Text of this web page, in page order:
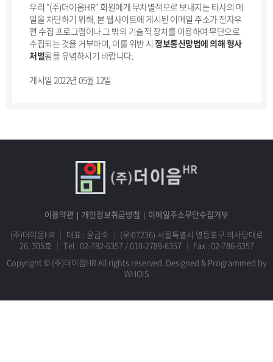
우리 "(주)더이음HR" 회원에게 무차별적으로 보내지는 타사의 메
일을 차단하기 위해, 본 웹사이트에 게시된 이메일 주소가 전자우
편 수집 프로그램이나 그 밖의 기술적 장치를 이용하여 무단으로
수집되는 것을 거부하며, 이를 위반 시 정보통신망법에 의해 형사
처벌됨을 유념하시기 바랍니다.
게시일 2022년 05월 12일
이용약관 개인정보취급방침
이메일주소무단수집거부
(주)더이음HR｜ 대표 : 윤금숙 ｜ (우:07236) 서울특별시 영등포구 의사당대로
26, 305호 ｜ Tel : 02-782-6357 /010-2789-6357 ｜ Fax : 02-786-6357
Copyright © (주)더이음HR All rights reserved. Designed & Programmed by
WHOIS